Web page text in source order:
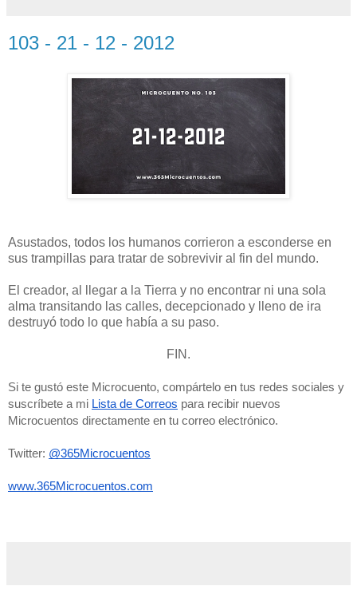
103 - 21 - 12 - 2012
Asustados, todos los humanos corrieron a esconderse en
sus trampillas para tratar de sobrevivir al fin del mundo.
El creador, al llegar a la Tierra y no encontrar ni una sola
alma transitando las calles, decepcionado y lleno de ira
destruyó todo lo que había a su paso.
FIN.
Si te gustó este Microcuento, compártelo en tus redes sociales y
suscríbete a mi Lista de Correos para recibir nuevos
Microcuentos directamente en tu correo electrónico.
Twitter: @365Microcuentos
www.365Microcuentos.com